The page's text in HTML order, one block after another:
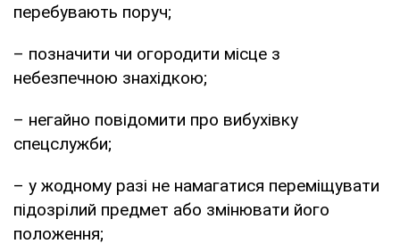
перебувають поруч;
– позначити чи огородити місце з
небезпечною знахідкою;
– негайно повідомити про вибухівку
спецслужби;
– у жодному разі не намагатися переміщувати
підозрілий предмет або змінювати його
положення;